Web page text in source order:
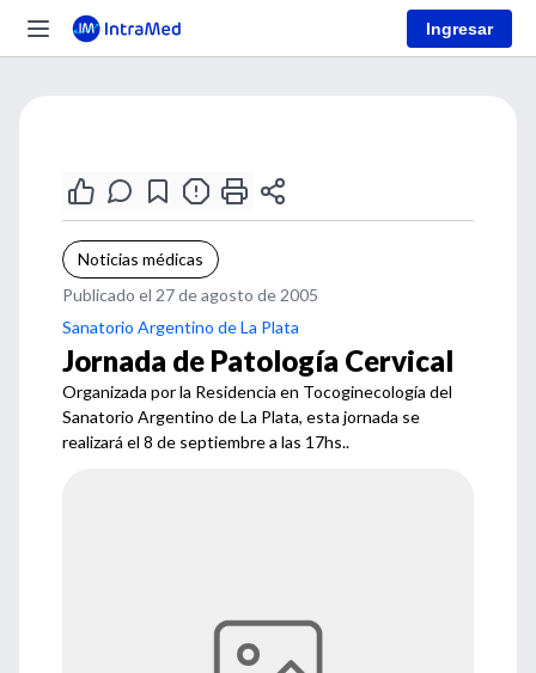
Ingresar
Noticias médicas
Publicado el 27 de agosto de 2005
Sanatorio Argentino de La Plata
Jornada de Patología Cervical
Organizada por la Residencia en Tocoginecología del
Sanatorio Argentino de La Plata, esta jornada se
realizará el 8 de septiembre a las 17hs..